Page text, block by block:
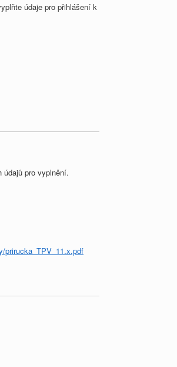
údaje pro přihlášení k
údajů pro vyplnění.
prirucka_TPV_11.x.pdf